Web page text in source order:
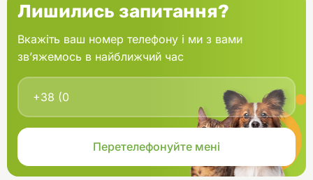
soft Extra для виведення шерсті
В кошик
Лишились запитання?
Вкажіть ваш номер телефону і ми з вами
зв’яжемось в найближчий час